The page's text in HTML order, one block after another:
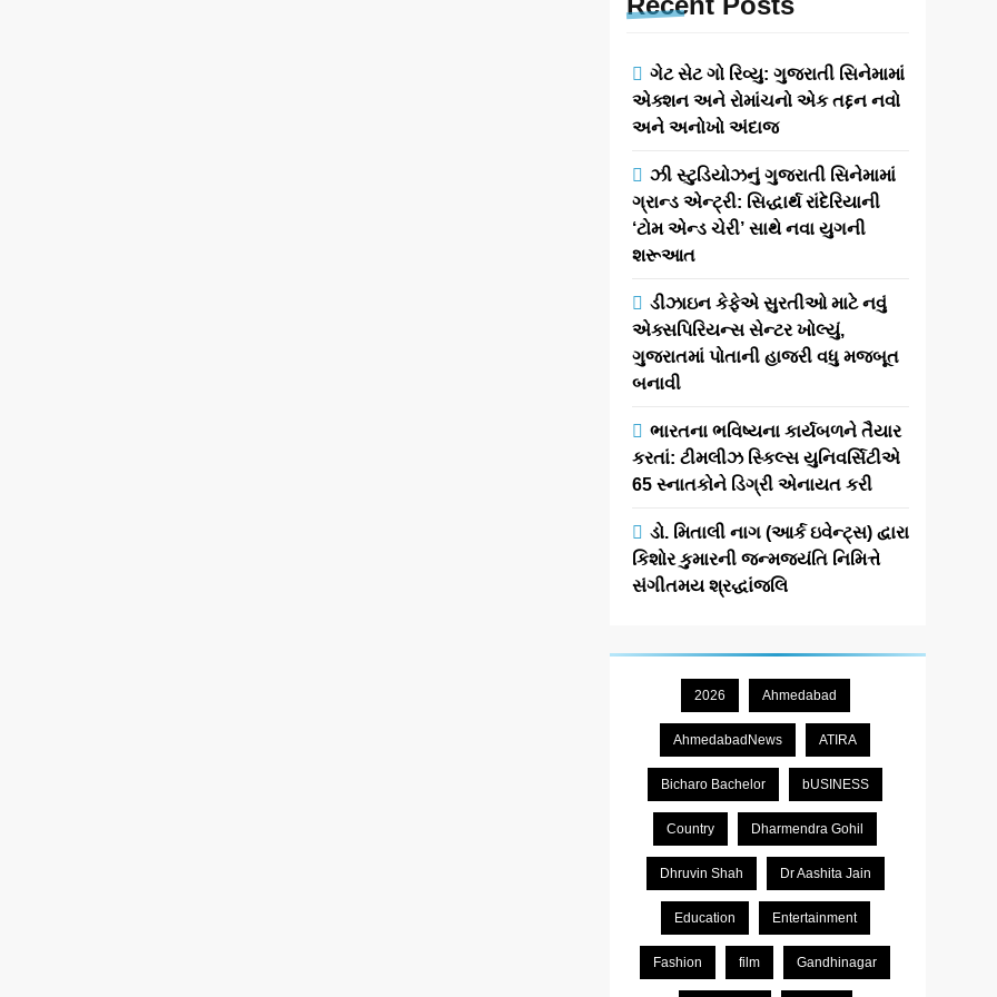
ગેટ સેટ ગો રિવ્યુ: ગુજરાતી સિનેમામાં
એક્શન અને રોમાંચનો એક તદ્દન નવો
અને અનોખો અંદાજ
ઝી સ્ટુડિયોઝનું ગુજરાતી સિનેમામાં
ગ્રાન્ડ એન્ટ્રી: સિદ્ધાર્થ રાંદેરિયાની
‘ટોમ એન્ડ ચેરી’ સાથે નવા યુગની
શરૂઆત
ડીઝાઇન કેફેએ સુરતીઓ માટે નવું
એક્સપિરિયન્સ સેન્ટર ખોલ્યું,
ગુજરાતમાં પોતાની હાજરી વધુ મજબૂત
બનાવી
ભારતના ભવિષ્યના કાર્યબળને તૈયાર
કરતાં: ટીમલીઝ સ્કિલ્સ યુનિવર્સિટીએ
65 સ્નાતકોને ડિગ્રી એનાયત કરી
ડો. મિતાલી નાગ (આર્ક ઇવેન્ટ્સ) દ્વારા
કિશોર કુમારની જન્મજયંતિ નિમિત્તે
સંગીતમય શ્રદ્ધાંજલિ
2026 Ahmedabad
AhmedabadNews ATIRA
Bicharo Bachelor bUSINESS
Country Dharmendra Gohil
Dhruvin Shah Dr Aashita Jain
Education Entertainment
Fashion film Gandhinagar